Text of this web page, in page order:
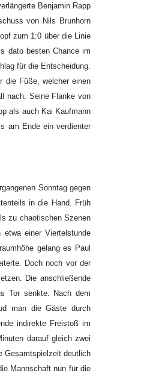
Benjamin Rapp
von Nils Brunhorn
zum 1:0 über die Linie
dato besten Chance im
für die Entscheidung.
die Füße, welcher einen
nach. Seine Flanke von
als auch Kai Kaufmann
am Ende ein verdienter
Sonntag gegen
in die Hand. Früh
zu chaotischen Szenen
einer Viertelstunde
gelang es Paul
Doch noch vor der
Die anschließende
Tor senkte. Nach dem
man die Gäste durch
indirekte Freistoß im
darauf gleich zwei
Gesamtspielzeit deutlich
Mannschaft nun für die